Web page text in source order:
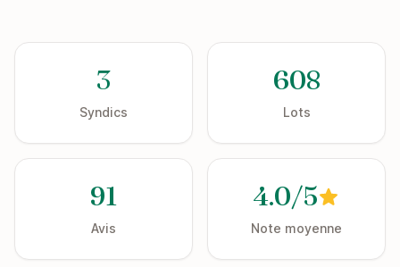
3
Syndics
608
Lots
91
Avis
4.0/5
Note moyenne